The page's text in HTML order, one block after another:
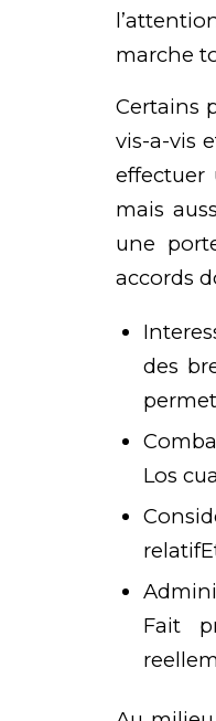
marche
Certains
vis-a-vis
effectuer
mais
une
accords
des
Los
Fait